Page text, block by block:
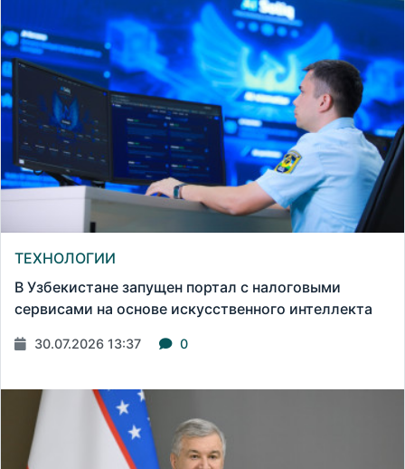
ТЕХНОЛОГИИ
В Узбекистане запущен портал с налоговыми
сервисами на основе искусственного интеллекта
30.07.2026 13:37 0